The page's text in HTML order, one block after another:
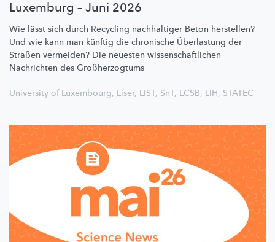
Luxemburg – Juni 2026
Wie lässt sich durch Recycling nachhaltiger Beton herstellen?
Und wie kann man künftig die chronische Überlastung der
Straßen vermeiden? Die neuesten wissenschaftlichen
Nachrichten des Großherzogtums
University of Luxembourg, Liser, LIST, SnT, LCSB, LIH, STATEC